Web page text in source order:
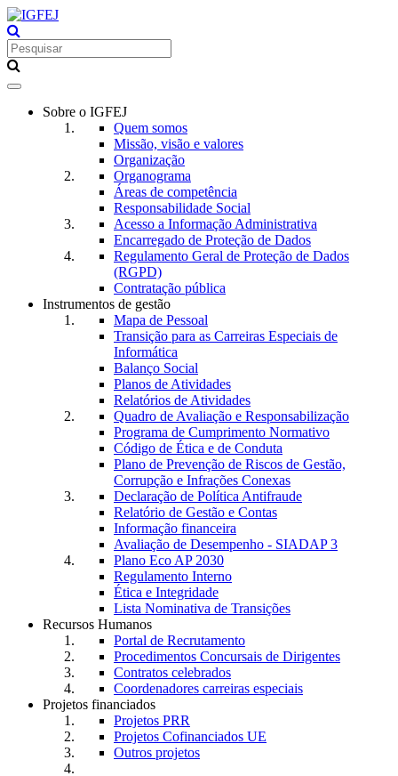
Toggle
navigationSobre o IGFEJ
Quem somos
Missão, visão e valores
Organização
Organograma
Áreas de competência
Responsabilidade Social
Acesso a Informação Administrativa
Encarregado de Proteção de Dados
Regulamento Geral de Proteção de Dados
(RGPD)
Contratação pública
Instrumentos de gestão
Mapa de Pessoal
Transição para as Carreiras Especiais de
Informática
Balanço Social
Planos de Atividades
Relatórios de Atividades
Quadro de Avaliação e Responsabilização
Programa de Cumprimento Normativo
Código de Ética e de Conduta
Plano de Prevenção de Riscos de Gestão,
Corrupção e Infrações Conexas
Declaração de Política Antifraude
Relatório de Gestão e Contas
Informação financeira
Avaliação de Desempenho - SIADAP 3
Plano Eco AP 2030
Regulamento Interno
Ética e Integridade
Lista Nominativa de Transições
Recursos Humanos
Portal de Recrutamento
Procedimentos Concursais de Dirigentes
Contratos celebrados
Coordenadores carreiras especiais
Projetos financiados
Projetos PRR
Projetos Cofinanciados UE
Outros projetos